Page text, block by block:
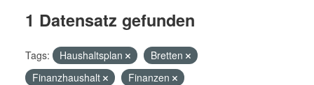
1 Datensatz gefunden
Tags: Haushaltsplan
Bretten
Finanzhaushalt
Finanzen